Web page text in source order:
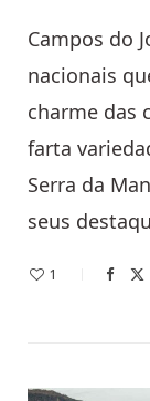
Campos do
nacionais
charme das
farta
Serra da
seus
1